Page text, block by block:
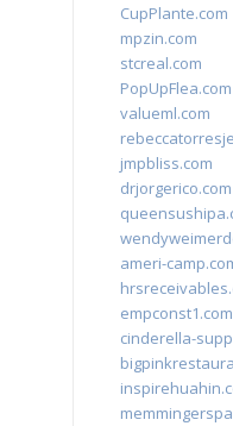
CupPlante.com
mpzin.com
stcreal.com
PopUpFlea.com
valueml.com
jmpbliss.com
drjorgerico.com
ameri-
empconst1.com
cinderella-